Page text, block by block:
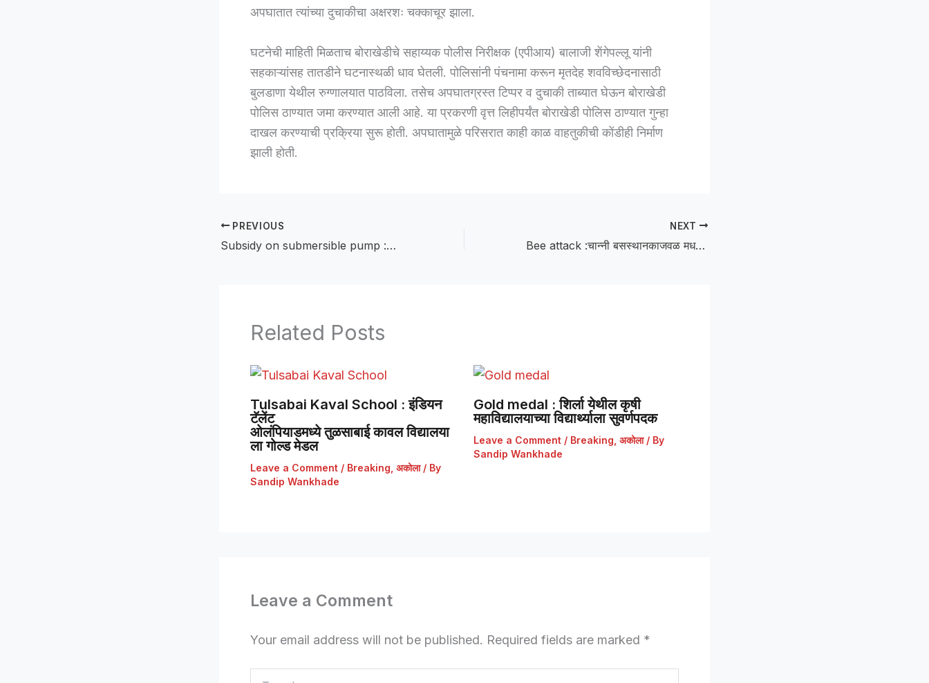
अपघातात त्यांच्या दुचाकीचा अक्षरशः चक्काचूर झाला.
घटनेची माहिती मिळताच बोराखेडीचे सहाय्यक पोलीस निरीक्षक (एपीआय) बालाजी शेंगेपल्लू यांनी
सहकाऱ्यांसह तातडीने घटनास्थळी धाव घेतली. पोलिसांनी पंचनामा करून मृतदेह शवविच्छेदनासाठी
बुलडाणा येथील रुग्णालयात पाठविला. तसेच अपघातग्रस्त टिप्पर व दुचाकी ताब्यात घेऊन बोराखेडी
पोलिस ठाण्यात जमा करण्यात आली आहे. या प्रकरणी वृत्त लिहीपर्यंत बोराखेडी पोलिस ठाण्यात गुन्हा
दाखल करण्याची प्रक्रिया सुरू होती. अपघातामुळे परिसरात काही काळ वाहतुकीची कोंडीही निर्माण
झाली होती.
PREVIOUS
Subsidy on submersible pump :सबमर्सिबल पंप, शिलाई मशीन व पिठाची चक्कीवर अनुदान; अर्ज करण्याचे आवाहन
NEXT
Bee attack :चान्नी बसस्थानकाजवळ मधमाश्यांचा हल्ला; १५० पेक्षा अधिक डंख, एक जण गंभीर
Related Posts
Tulsabai Kaval School : इंडियन
टॅलेंट
ओलंपियाडमध्ये तुळसाबाई कावल विद्यालया
ला गोल्ड मेडल
Leave a Comment / Breaking अकोला/ By
Sandip Wankhade
Gold medal : शिर्ला येथील कृषी
महाविद्यालयाच्या विद्यार्थ्याला सुवर्णपदक
Leave a Comment / Breaking अकोला/ By
Sandip Wankhade
Leave a Comment
Your email address will not be published. Required fields are marked *